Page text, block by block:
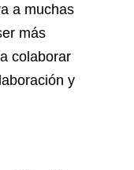
a muchas
más
colaborar
y